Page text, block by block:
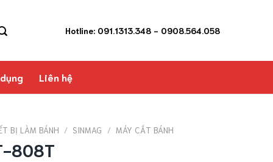
Hotline: 091.1313.348 - 0908.564.058
Liên hệ
BỊ LÀM BÁNH / SINMAG / MÁY CẮT BÁNH
808T